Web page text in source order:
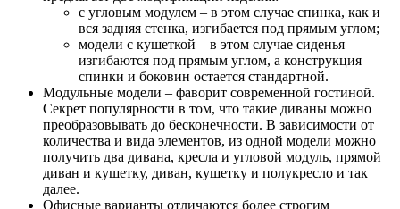
с угловым модулем – в этом случае спинка, как и
вся задняя стенка, изгибается под прямым углом;
модели с кушеткой – в этом случае сиденья
изгибаются под прямым углом, а конструкция
спинки и боковин остается стандартной.
Модульные модели – фаворит современной гостиной.
Секрет популярности в том, что такие диваны можно
преобразовывать до бесконечности. В зависимости от
количества и вида элементов, из одной модели можно
получить два дивана, кресла и угловой модуль, прямой
диван и кушетку, диван, кушетку и полукресло и так
далее.
Офисные варианты отличаются более строгим